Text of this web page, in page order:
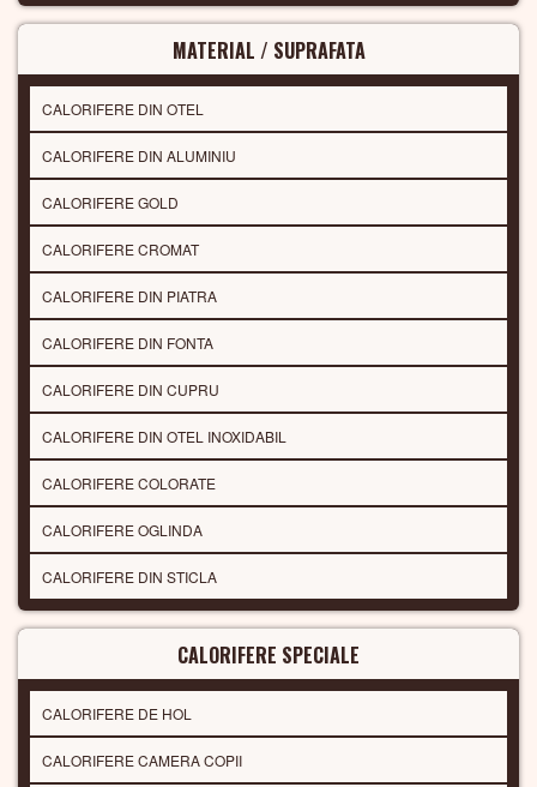
MATERIAL / SUPRAFATA
CALORIFERE DIN OTEL
CALORIFERE DIN ALUMINIU
CALORIFERE GOLD
CALORIFERE CROMAT
CALORIFERE DIN PIATRA
CALORIFERE DIN FONTA
CALORIFERE DIN CUPRU
CALORIFERE DIN OTEL INOXIDABIL
CALORIFERE COLORATE
CALORIFERE OGLINDA
CALORIFERE DIN STICLA
CALORIFERE SPECIALE
CALORIFERE DE HOL
CALORIFERE CAMERA COPII